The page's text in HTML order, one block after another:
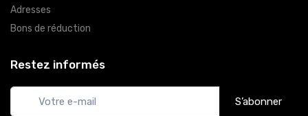
Adresses
Bons de réduction
Restez informés
S’abonner